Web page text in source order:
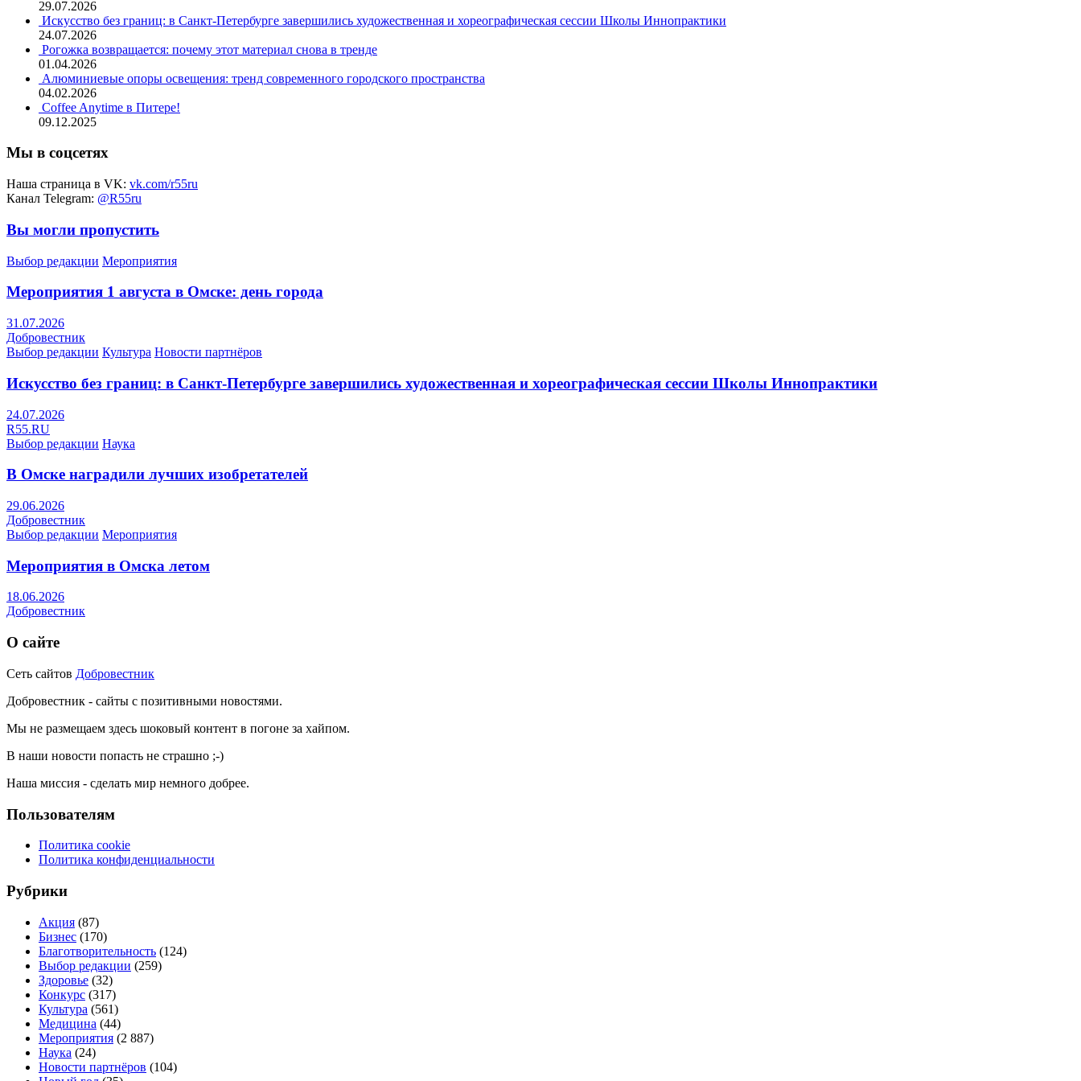
29.07.2026
Искусство без границ: в Санкт-Петербурге завершились художественная и хореографическая сессии Школы Иннопрактики
24.07.2026
Рогожка возвращается: почему этот материал снова в тренде
01.04.2026
Алюминиевые опоры освещения: тренд современного городского пространства
04.02.2026
Coffee Anytime в Питере!
09.12.2025
Мы в соцсетях
Наша страница в VK: vk.com/r55ru
Канал Telegram: @R55ru
Вы могли пропустить
Выбор редакции Мероприятия
Мероприятия 1 августа в Омске: день города
31.07.2026
Добровестник
Выбор редакции Культура Новости партнёров
Искусство без границ: в Санкт-Петербурге завершились художественная и хореографическая сессии Школы Иннопрактики
24.07.2026
R55.RU
Выбор редакции Наука
В Омске наградили лучших изобретателей
29.06.2026
Добровестник
Выбор редакции Мероприятия
Мероприятия в Омска летом
18.06.2026
Добровестник
О сайте
Сеть сайтов Добровестник
Добровестник - сайты с позитивными новостями.
Мы не размещаем здесь шоковый контент в погоне за хайпом.
В наши новости попасть не страшно ;-)
Наша миссия - сделать мир немного добрее.
Пользователям
Политика cookie
Политика конфиденциальности
Рубрики
Акция (87)
Бизнес (170)
Благотворительность (124)
Выбор редакции (259)
Здоровье (32)
Конкурс (317)
Культура (561)
Медицина (44)
Мероприятия (2 887)
Наука (24)
Новости партнёров (104)